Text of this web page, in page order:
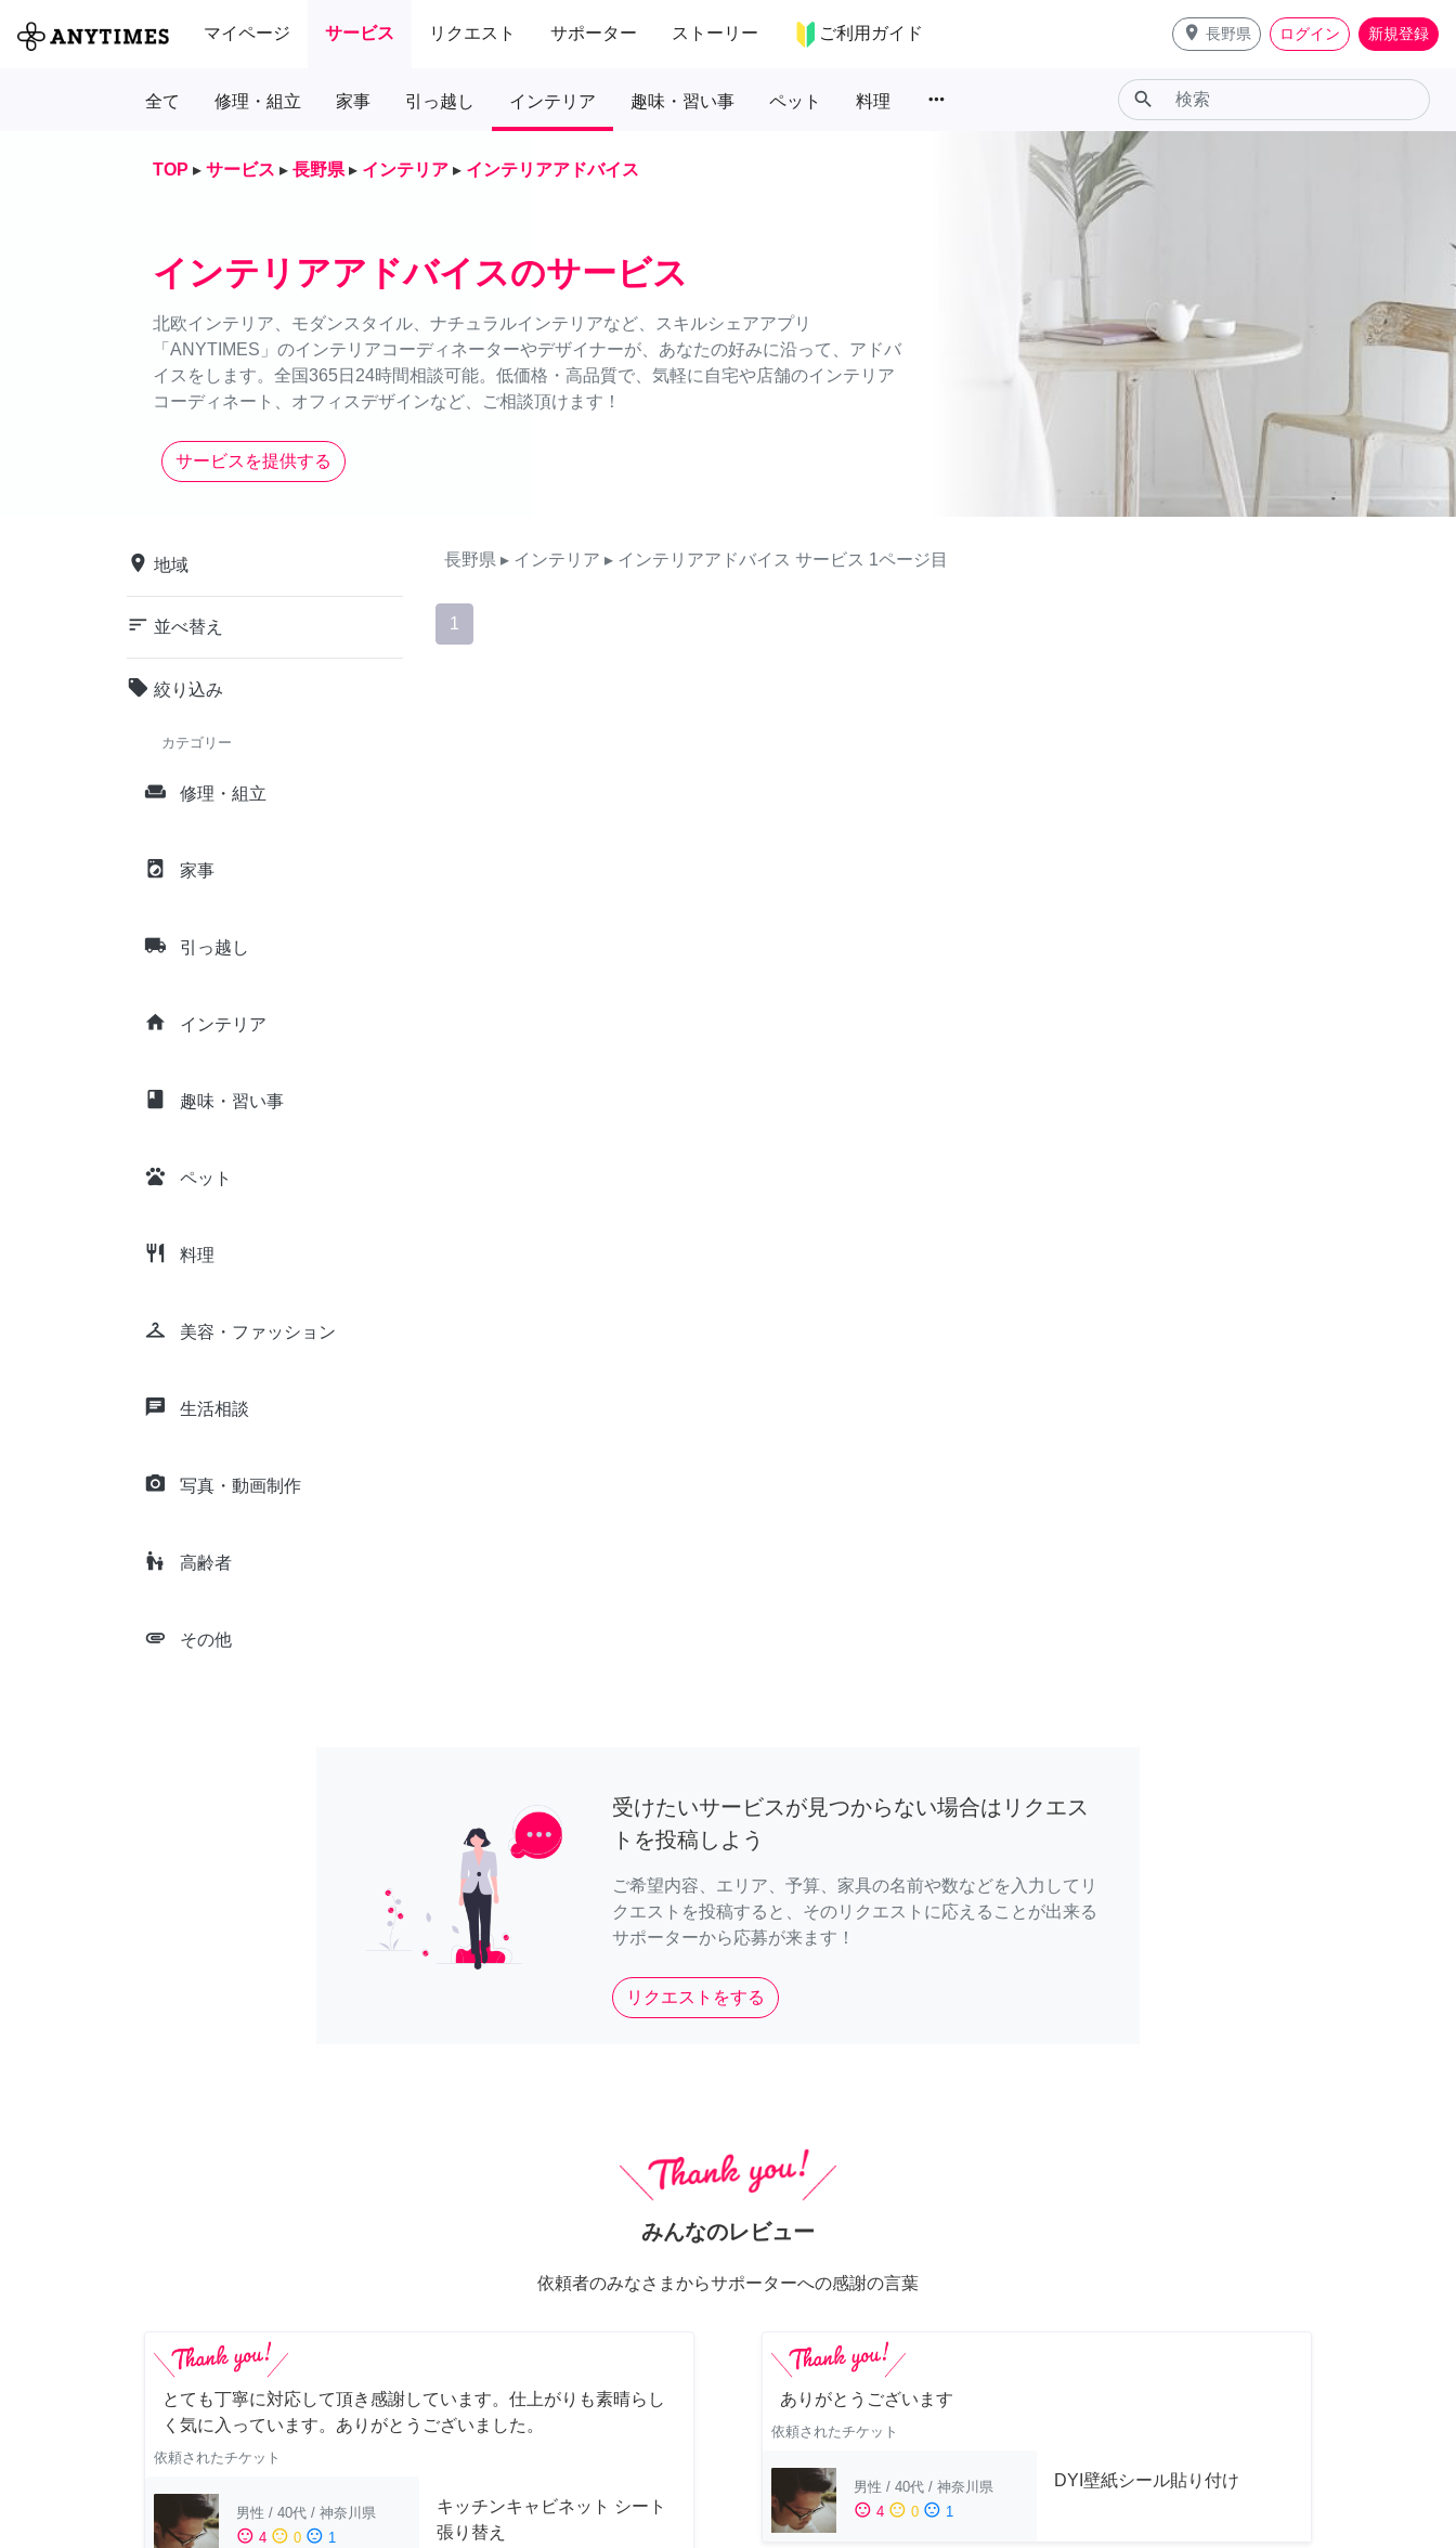
マイページ サービス リクエスト サポーター ストーリー ご利用ガイド place 長野県 ログイン 新規登録
全て 修理・組立 家事 引っ越し インテリア 趣味・習い事 ペット 料理 more_horiz search
TOP ▸ サービス ▸ 長野県 ▸ インテリア ▸ インテリアアドバイス
インテリアアドバイスのサービス
北欧インテリア、モダンスタイル、ナチュラルインテリアなど、スキルシェアアプリ
「ANYTIMES」のインテリアコーディネーターやデザイナーが、あなたの好みに沿って、アドバ
イスをします。全国365日24時間相談可能。低価格・高品質で、気軽に自宅や店舗のインテリア
コーディネート、オフィスデザインなど、ご相談頂けます！
サービスを提供する
place 地域
sort 並べ替え
local_offer 絞り込み
カテゴリー
weekend 修理・組立
local_laundry_service 家事
local_shipping 引っ越し
home インテリア
class 趣味・習い事
pets ペット
restaurant 料理
checkroom 美容・ファッション
chat 生活相談
camera_alt 写真・動画制作
escalator_warning 高齢者
attachment その他
長野県 ▸ インテリア ▸ インテリアアドバイス サービス 1ページ目
1
受けたいサービスが見つからない場合はリクエス
トを投稿しよう
ご希望内容、エリア、予算、家具の名前や数などを入力してリ
クエストを投稿すると、そのリクエストに応えることが出来る
サポーターから応募が来ます！
リクエストをする
みんなのレビュー
依頼者のみなさまからサポーターへの感謝の言葉
とても丁寧に対応して頂き感謝しています。仕上がりも素晴らし
く気に入っています。ありがとうございました。
依頼されたチケット
男性 / 40代 / 神奈川県
sentiment_satisfied 4 sentiment_neutral 0 sentiment_dissatisfied 1
キッチンキャビネット シート
張り替え
ありがとうございます
依頼されたチケット
男性 / 40代 / 神奈川県
sentiment_satisfied 4 sentiment_neutral 0 sentiment_dissatisfied 1
DYI壁紙シール貼り付け